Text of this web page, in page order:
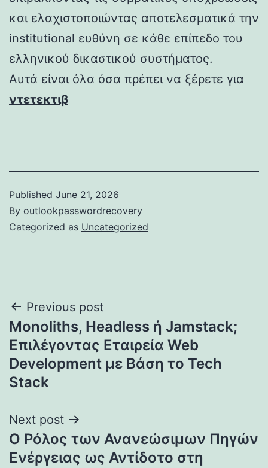
και ελαχιστοποιώντας αποτελεσματικά την
institutional ευθύνη σε κάθε επίπεδο του
ελληνικού δικαστικού συστήματος.
Αυτά είναι όλα όσα πρέπει να ξέρετε για
ντετεκτιβ
Published June 21, 2026
By outlookpasswordrecovery
Categorized as Uncategorized
Post
navigation
Previous post
Monoliths, Headless ή Jamstack;
Επιλέγοντας Εταιρεία Web
Development με Βάση το Tech
Stack
Next post
Ο Ρόλος των Ανανεώσιμων Πηγών
Ενέργειας ως Αντίδοτο στη